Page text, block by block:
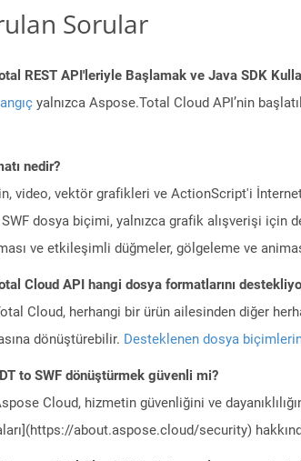
Sorular
REST API'leriyle Başlamak ve Java SDK
yalnızca Aspose.Total Cloud API’nin
nedir?
video, vektör grafikleri ve ActionScript'i
dosya biçimi, yalnızca grafik alışverişi için
ve etkileşimli düğmeler, gölgeleme ve
Cloud API hangi dosya formatlarını
Cloud, herhangi bir ürün ailesinden diğer
dönüştürebilir. Desteklenen dosya
to SWF dönüştürmek güvenli mi?
Cloud, hizmetin güvenliğini ve
about.aspose.cloud/security)